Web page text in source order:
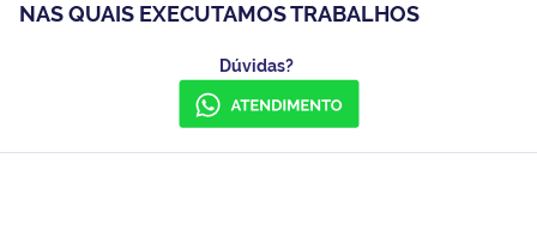
NAS QUAIS EXECUTAMOS TRABALHOS
Dúvidas?